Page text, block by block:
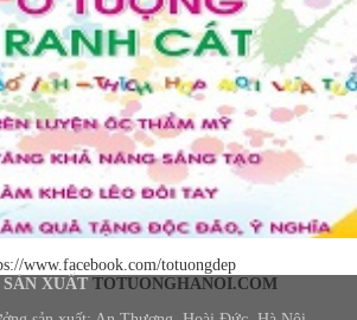
www.facebook.com/totuongdep
XUẤT TOTUONGHANOI.COM